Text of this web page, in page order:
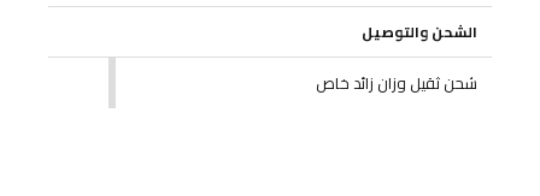
الشحن والتوصيل
شحن ثقيل وزان زائد خاص